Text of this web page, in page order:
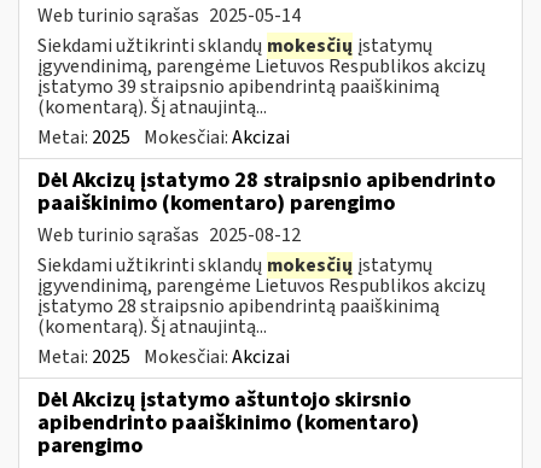
Web turinio sąrašas 2025-05-14
Siekdami užtikrinti sklandų mokesčių įstatymų
įgyvendinimą, parengėme Lietuvos Respublikos akcizų
įstatymo 39 straipsnio apibendrintą paaiškinimą
(komentarą). Šį atnaujintą...
Metai: 2025 Mokesčiai:Akcizai
Dėl Akcizų įstatymo 28 straipsnio apibendrinto
paaiškinimo (komentaro) parengimo
Web turinio sąrašas 2025-08-12
Siekdami užtikrinti sklandų mokesčių įstatymų
įgyvendinimą, parengėme Lietuvos Respublikos akcizų
įstatymo 28 straipsnio apibendrintą paaiškinimą
(komentarą). Šį atnaujintą...
Metai: 2025 Mokesčiai:Akcizai
Dėl Akcizų įstatymo aštuntojo skirsnio
apibendrinto paaiškinimo (komentaro)
parengimo